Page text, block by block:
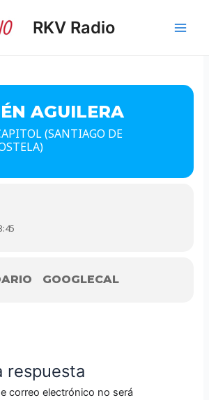
RKV Radio
AGUILERA
(SANTIAGO DE
GOOGLECAL
respuesta
correo electrónico no será